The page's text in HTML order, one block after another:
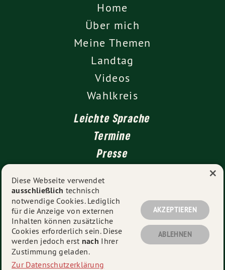
Home
Über mich
Meine Themen
Landtag
Videos
Wahlkreis
Leichte Sprache
Termine
Presse
Impressum
Datenschutz
© 2026 Thekla Walker MdL - Alle Rechte vorbehalten.
Diese Webseite verwendet
ausschließlich technisch
notwendige Cookies. Lediglich
für die Anzeige von externen
Inhalten können zusätzliche
Cookies erforderlich sein. Diese
werden jedoch erst nach Ihrer
Zustimmung geladen.
Zur Datenschutzerklärung
AKZEPTIEREN
ABLEHNEN
×